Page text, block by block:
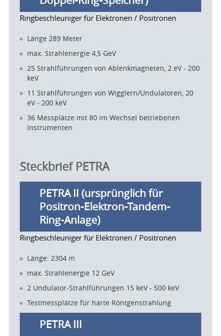
Ringbeschleuniger für Elektronen / Positronen
Länge 289 Meter
max. Strahlenergie 4,5 GeV
25 Strahlführungen von Ablenkmagneten, 2 eV - 200
keV
11 Strahlführungen von Wigglern/Undulatoren, 20
eV - 200 keV
36 Messplätze mit 80 im Wechsel betriebenen
Instrumenten
Steckbrief PETRA
PETRA II (ursprünglich für
Positron-Elektron-Tandem-
Ring-Anlage)
Ringbeschleuniger für Elektronen / Positronen
Länge: 2304 m
max. Strahlenergie 12 GeV
2 Undulator-Strahlführungen 15 keV - 500 keV
Testmessplätze für harte Röntgenstrahlung
PETRA III